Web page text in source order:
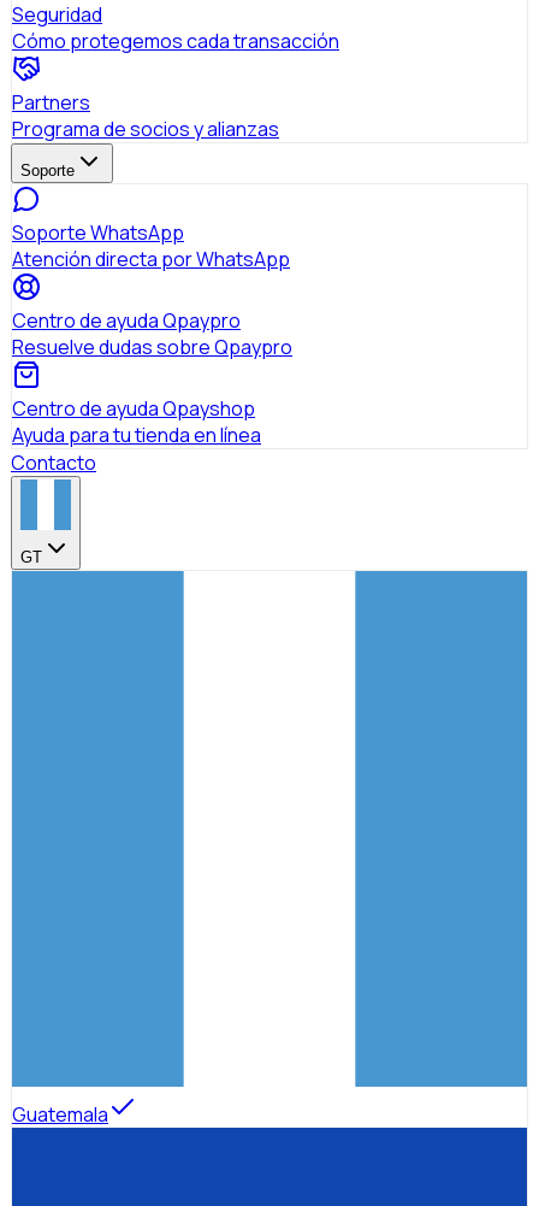
Seguridad
Cómo protegemos cada transacción
Partners
Programa de socios y alianzas
Soporte
Soporte WhatsApp
Atención directa por WhatsApp
Centro de ayuda Qpaypro
Resuelve dudas sobre Qpaypro
Centro de ayuda Qpayshop
Ayuda para tu tienda en línea
Contacto
GT
Guatemala